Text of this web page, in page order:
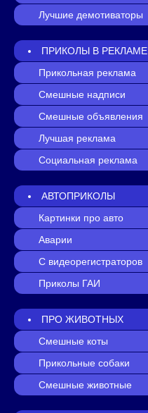
Лучшие демотиваторы
ПРИКОЛЫ В РЕКЛАМЕ
Прикольная реклама
Смешные надписи
Смешные объявления
Лучшая реклама
Социальная реклама
АВТОПРИКОЛЫ
Картинки про авто
Аварии
С видеорегистраторов
Приколы ГАИ
ПРО ЖИВОТНЫХ
Смешные коты
Прикольные собаки
Смешные животные